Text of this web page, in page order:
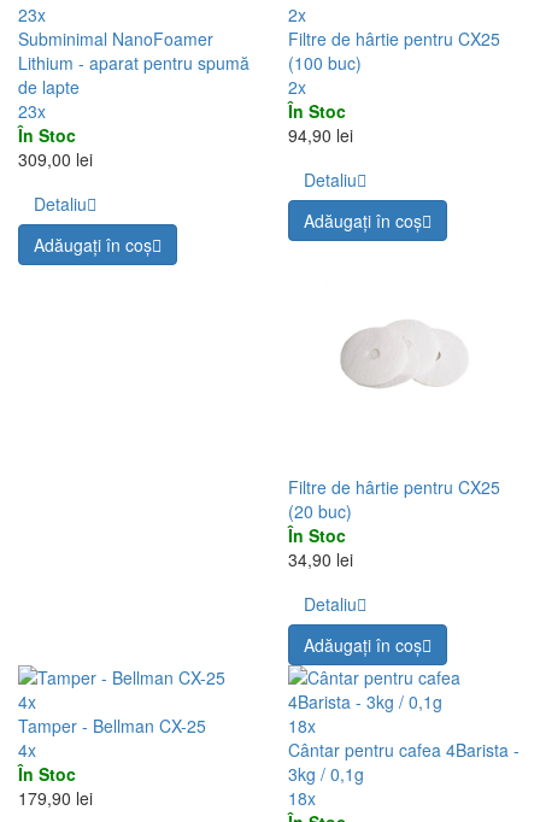
23x
Subminimal NanoFoamer
Lithium - aparat pentru spumă
de lapte
23x
În Stoc
309,00 lei
Detaliu
Adăugați în coş
2x
Filtre de hârtie pentru CX25
(100 buc)
2x
În Stoc
94,90 lei
Detaliu
Adăugați în coş
Filtre de hârtie pentru CX25
(20 buc)
În Stoc
34,90 lei
Detaliu
Adăugați în coş
4x
Tamper - Bellman CX-25
4x
În Stoc
179,90 lei
18x
Cântar pentru cafea 4Barista -
3kg / 0,1g
18x